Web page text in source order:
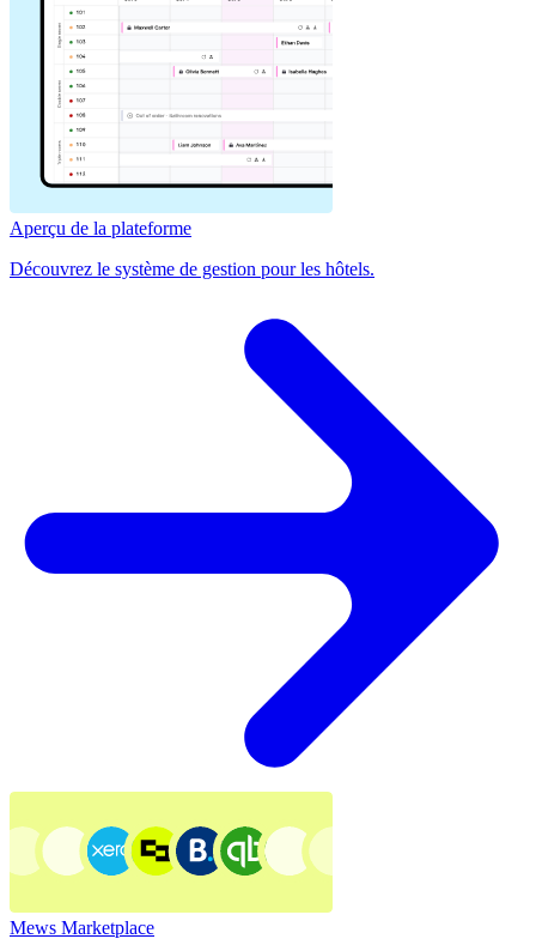
Aperçu de la plateforme
Découvrez le système de gestion pour les hôtels.
Mews Marketplace